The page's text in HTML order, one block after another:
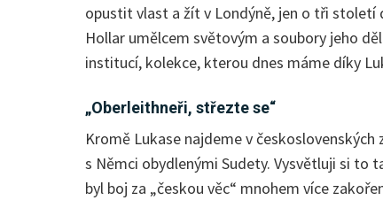
opustit vlast a žít v Londýně, jen o tři století
Hollar umělcem světovým a soubory jeho
institucí, kolekce, kterou dnes máme díky
„Oberleithneři, střezte se“
Kromě Lukase najdeme v
s Němci obydlenými Sudety. Vysvětluji si to
byl boj za „českou věc“ mnohem více